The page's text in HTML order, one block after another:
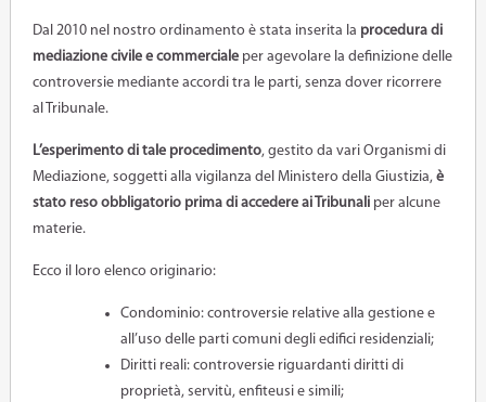
Dal 2010 nel nostro ordinamento è stata inserita la procedura di
mediazione civile e commercialeper agevolare la definizione delle
controversie mediante accordi tra le parti, senza dover ricorrere
al Tribunale.
L’esperimento di tale procedimento, gestito da vari Organismi di
Mediazione, soggetti alla vigilanza del Ministero della Giustizia, è
stato reso obbligatorio prima di accedere ai Tribunaliper alcune
materie.
Ecco il loro elenco originario:
Condominio: controversie relative alla gestione e
all’uso delle parti comuni degli edifici residenziali;
Diritti reali: controversie riguardanti diritti di
proprietà, servitù, enfiteusi e simili;